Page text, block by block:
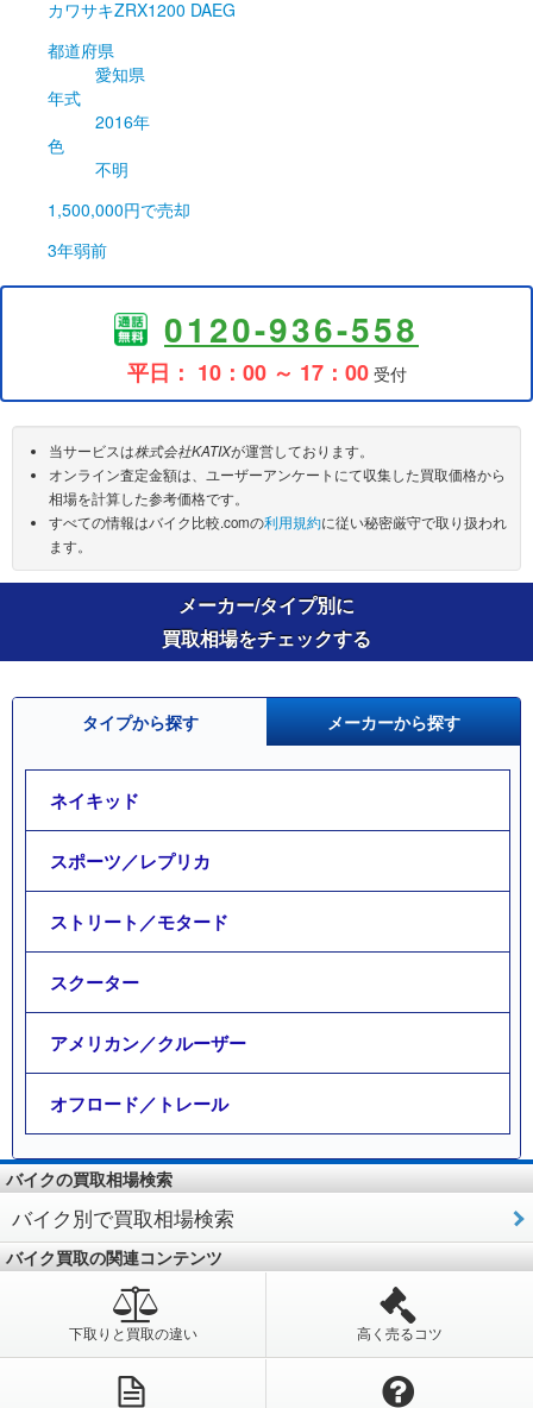
カワサキZRX1200 DAEG
都道府県
愛知県
年式
2016年
色
不明
1,500,000円で売却
3年弱前
0120-936-558
平日： 10：00 ～ 17：00受付
当サービスは株式会社KATIXが運営しております。
オンライン査定金額は、ユーザーアンケートにて収集した買取価格から
相場を計算した参考価格です。
すべての情報はバイク比較.comの利用規約に従い秘密厳守で取り扱われ
ます。
メーカー/タイプ別に
買取相場をチェックする
タイプから探す メーカーから探す
ネイキッド
スポーツ／レプリカ
ストリート／モタード
スクーター
アメリカン／クルーザー
オフロード／トレール
バイクの買取相場検索
バイク別で買取相場検索
バイク買取の関連コンテンツ
下取りと買取の違い 高く売るコツ